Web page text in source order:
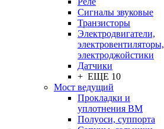
Сигналы звуковые
Транзисторы
Электродвигатели,
электровентиляторы,
электроджойстики
Датчики
+ ЕЩЕ 10
Мост ведущий
Прокладки и
уплотнения ВМ
Полуоси, суппорта